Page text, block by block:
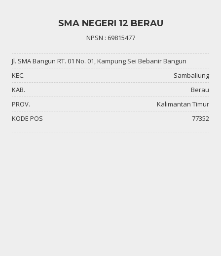
SMA NEGERI 12 BERAU
NPSN : 69815477
Jl. SMA Bangun RT. 01 No. 01, Kampung Sei Bebanir Bangun
KEC.
Sambaliung
KAB.
Berau
PROV.
Kalimantan Timur
KODE POS
77352